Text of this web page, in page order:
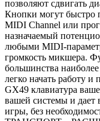
позволяют сдвигать
Кнопки могут быстро
MIDI Channel или
назначаемый
любыми MIDI-
громкость микшера.
большинства
легко начать работу и
GX49 клавиатура
вашей системы и дает
игры, без